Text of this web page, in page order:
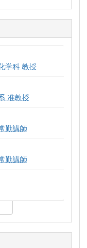
学科 教授
准教授
勤講師
勤講師